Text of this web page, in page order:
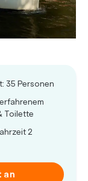
35 Personen
Toilette
2
an